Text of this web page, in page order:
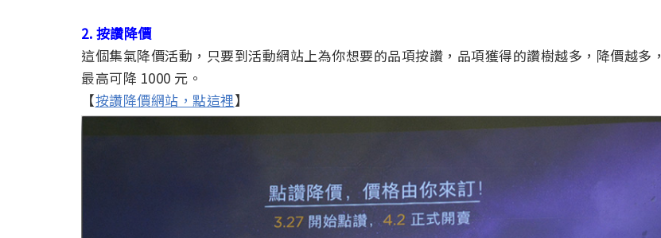
2. 按讚降價
這個集氣降價活動，只要到活動網站上為你想要的品項按讚，品項獲得的讚樹越多，降價越多，
最高可降 1000 元。
【按讚降價網站，點這裡】